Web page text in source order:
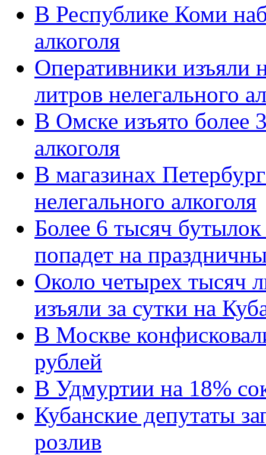
В Республике Коми
алкоголя
Оперативники изъяли
литров нелегального
В Омске изъято более
алкоголя
В магазинах
нелегального алкоголя
Более 6 тысяч бутылок
попадет на
Около четырех тысяч
изъяли за сутки на
В Москве
рублей
В Удмуртии на 18%
Кубанские депутаты
розлив